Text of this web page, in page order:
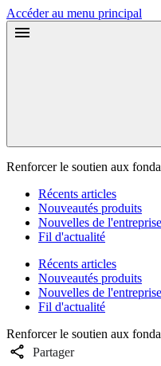
Accéder au menu principal
Renforcer le soutien aux
Récents articles
Nouveautés produits
Nouvelles de l'entreprise
Fil d'actualité
Récents articles
Nouveautés produits
Nouvelles de l'entreprise
Fil d'actualité
Renforcer le soutien aux
Partager